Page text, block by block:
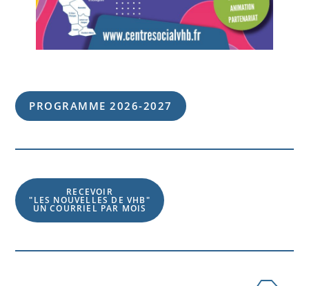
PROGRAMME 2026-2027
RECEVOIR
"LES NOUVELLES DE VHB"
UN COURRIEL PAR MOIS